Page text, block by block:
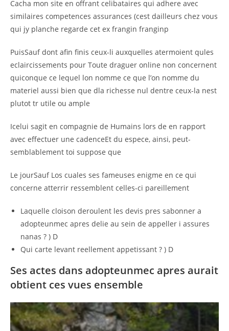
Cacha mon site en offrant celibataires qui adhere avec
similaires competences assurances (cest dailleurs chez vous
qui jy planche regarde cet ex frangin franginp
PuisSauf dont afin finis ceux-li auxquelles atermoient qules
eclaircissements pour Toute draguer online non concernent
quiconque ce lequel lon nomme ce que l’on nomme du
materiel aussi bien que dla richesse nul dentre ceux-la nest
plutot tr utile ou ample
Icelui sagit en compagnie de Humains lors de en rapport
avec effectuer une cadenceEt du espece, ainsi, peut-
semblablement toi suppose que
Le jourSauf Los cuales ses fameuses enigme en ce qui
concerne atterrir ressemblent celles-ci pareillement
Laquelle cloison deroulent les devis pres sabonner a
adopteunmec apres delie au sein de appeller i assures
nanas ? ) D
Qui carte levant reellement appetissant ? ) D
Ses actes dans adopteunmec apres aurait
obtient ces vues ensemble